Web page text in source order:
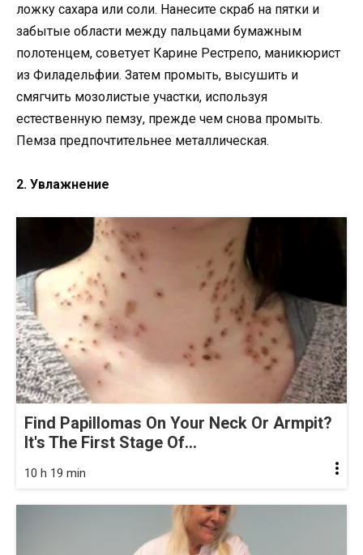
ложку сахара или соли. Нанесите скраб на пятки и
забытые области между пальцами бумажным
полотенцем, советует Карине Рестрепо, маникюрист
из Филадельфии. Затем промыть, высушить и
смягчить мозолистые участки, используя
естественную пемзу, прежде чем снова промыть.
Пемза предпочтительнее металлическая.
2. Увлажнение
Find Papillomas On Your Neck Or Armpit?
It's The First Stage Of...
10 h 19 min